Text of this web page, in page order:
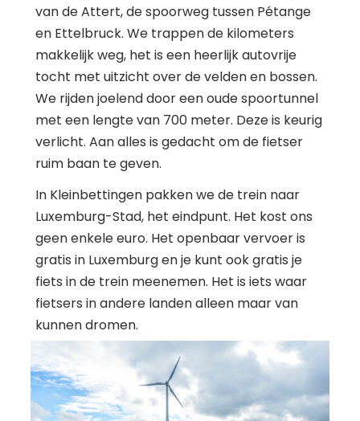
van de Attert, de spoorweg tussen Pétange
en Ettelbruck. We trappen de kilometers
makkelijk weg, het is een heerlijk autovrije
tocht met uitzicht over de velden en bossen.
We rijden joelend door een oude spoortunnel
met een lengte van 700 meter. Deze is keurig
verlicht. Aan alles is gedacht om de fietser
ruim baan te geven.
In Kleinbettingen pakken we de trein naar
Luxemburg-Stad, het eindpunt. Het kost ons
geen enkele euro. Het openbaar vervoer is
gratis in Luxemburg en je kunt ook gratis je
fiets in de trein meenemen. Het is iets waar
fietsers in andere landen alleen maar van
kunnen dromen.